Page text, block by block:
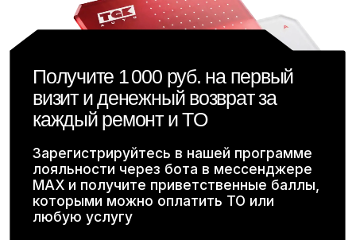
Открытая ремонтная
зона
и объясним причины
неисправности
Сертификаты аккредитации